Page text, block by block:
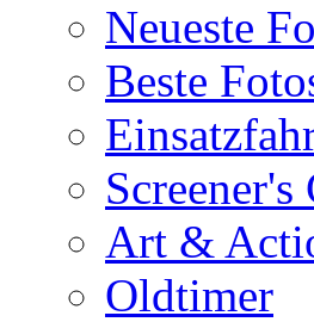
Neueste
Beste
Art &
Oldtimer